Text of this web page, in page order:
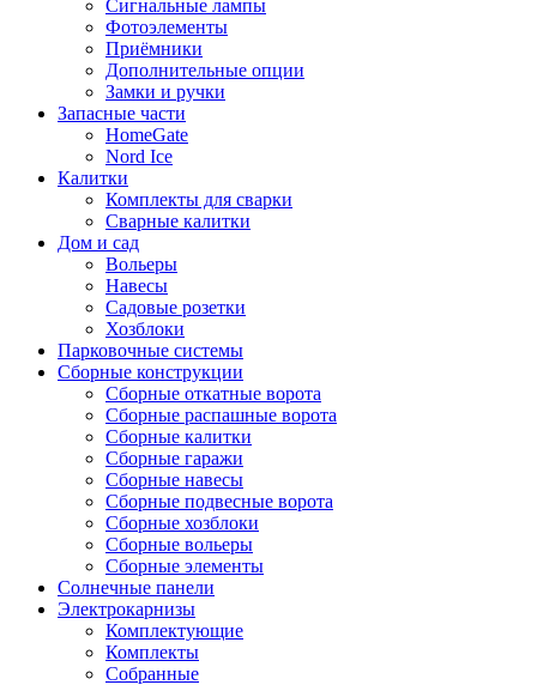
Сигнальные лампы
Фотоэлементы
Приёмники
Дополнительные опции
Замки и ручки
Запасные части
HomeGate
Nord Ice
Калитки
Комплекты для сварки
Сварные калитки
Дом и сад
Вольеры
Навесы
Садовые розетки
Хозблоки
Парковочные системы
Сборные конструкции
Сборные откатные ворота
Сборные распашные ворота
Сборные калитки
Сборные гаражи
Сборные навесы
Сборные подвесные ворота
Сборные хозблоки
Сборные вольеры
Сборные элементы
Солнечные панели
Электрокарнизы
Комплектующие
Комплекты
Собранные